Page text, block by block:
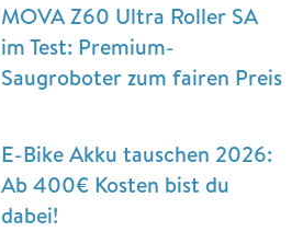
MOVA Z60 Ultra Roller SA
im Test: Premium-
Saugroboter zum fairen Preis
E-Bike Akku tauschen 2026:
Ab 400€ Kosten bist du
dabei!